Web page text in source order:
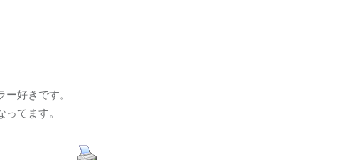
好きです。
てます。